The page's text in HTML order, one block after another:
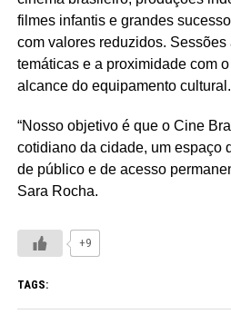
filmes infantis e grandes
com valores reduzidos.
temáticas e a proximidade com
alcance do equipamento cultural.
“Nosso objetivo é que o Cine
cotidiano da cidade, um espaço
de público e de acesso
Sara Rocha.
+9
TAGS: